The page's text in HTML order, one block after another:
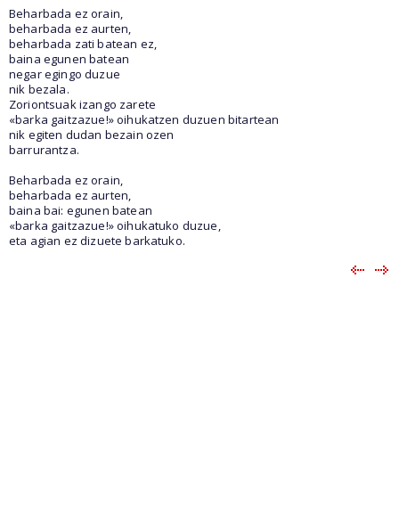
Beharbada ez orain,
beharbada ez aurten,
beharbada zati batean ez,
baina egunen batean
negar egingo duzue
nik bezala.
Zoriontsuak izango zarete
«barka gaitzazue!» oihukatzen duzuen bitartean
nik egiten dudan bezain ozen
barrurantza.
Beharbada ez orain,
beharbada ez aurten,
baina bai: egunen batean
«barka gaitzazue!» oihukatuko duzue,
eta agian ez dizuete barkatuko.